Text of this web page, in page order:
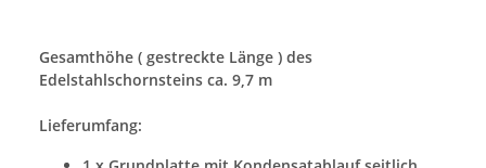
Gesamthöhe ( gestreckte Länge ) des
Edelstahlschornsteins ca. 9,7 m
Lieferumfang: